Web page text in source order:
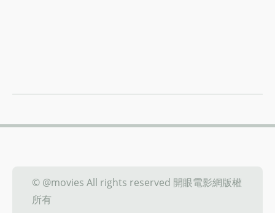
© @movies All rights reserved 開眼電影網版權
所有